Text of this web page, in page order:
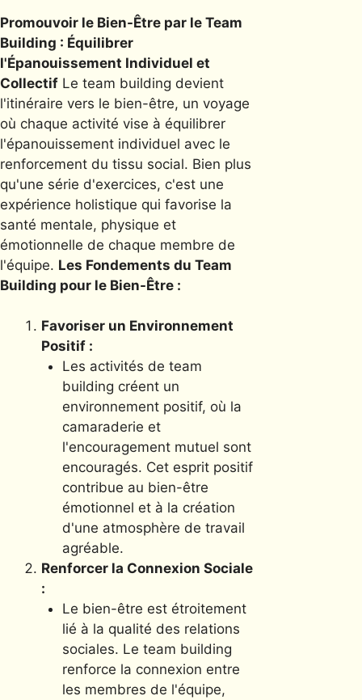
Promouvoir le Bien-Être par le Team
Building : Équilibrer
l'Épanouissement Individuel et
Collectif Le team building devient
l'itinéraire vers le bien-être, un voyage
où chaque activité vise à équilibrer
l'épanouissement individuel avec le
renforcement du tissu social. Bien plus
qu'une série d'exercices, c'est une
expérience holistique qui favorise la
santé mentale, physique et
émotionnelle de chaque membre de
l'équipe. Les Fondements du Team
Building pour le Bien-Être :
Favoriser un Environnement
Positif :
Les activités de team
building créent un
environnement positif, où la
camaraderie et
l'encouragement mutuel sont
encouragés. Cet esprit positif
contribue au bien-être
émotionnel et à la création
d'une atmosphère de travail
agréable.
Renforcer la Connexion Sociale
:
Le bien-être est étroitement
lié à la qualité des relations
sociales. Le team building
renforce la connexion entre
les membres de l'équipe,